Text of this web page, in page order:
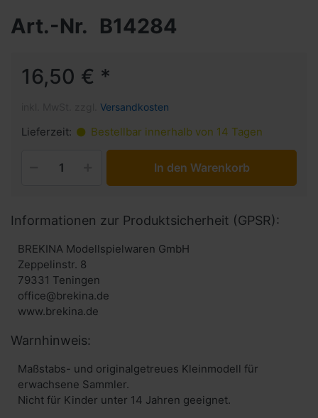
Art.-Nr. B14284
16,50 € *
Versandkosten
Lieferzeit: Bestellbar innerhalb von 14 Tagen
In den Warenkorb
Informationen zur Produktsicherheit (GPSR):
BREKINA Modellspielwaren GmbH
Zeppelinstr. 8
79331 Teningen
office@brekina.de
www.brekina.de
Warnhinweis:
Maßstabs- und originalgetreues Kleinmodell für
erwachsene Sammler.
Nicht für Kinder unter 14 Jahren geeignet.